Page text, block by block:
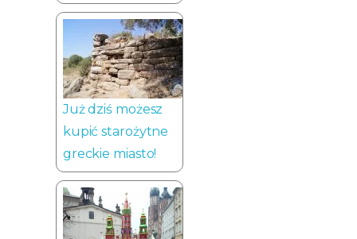
Już dziś możesz
kupić starożytne
greckie miasto!